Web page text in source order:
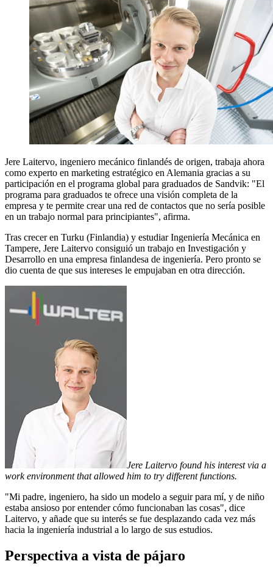
Jere Laitervo, ingeniero mecánico finlandés de origen, trabaja ahora
como experto en marketing estratégico en Alemania gracias a su
participación en el programa global para graduados de Sandvik: "El
programa para graduados te ofrece una visión completa de la
empresa y te permite crear una red de contactos que no sería posible
en un trabajo normal para principiantes", afirma.
Tras crecer en Turku (Finlandia) y estudiar Ingeniería Mecánica en
Tampere, Jere Laitervo consiguió un trabajo en Investigación y
Desarrollo en una empresa finlandesa de ingeniería. Pero pronto se
dio cuenta de que sus intereses le empujaban en otra dirección.
Jere Laitervo found his interest via a
work environment that allowed him to try different functions.
"Mi padre, ingeniero, ha sido un modelo a seguir para mí, y de niño
estaba ansioso por entender cómo funcionaban las cosas", dice
Laitervo, y añade que su interés se fue desplazando cada vez más
hacia la ingeniería industrial a lo largo de sus estudios.
Perspectiva a vista de pájaro